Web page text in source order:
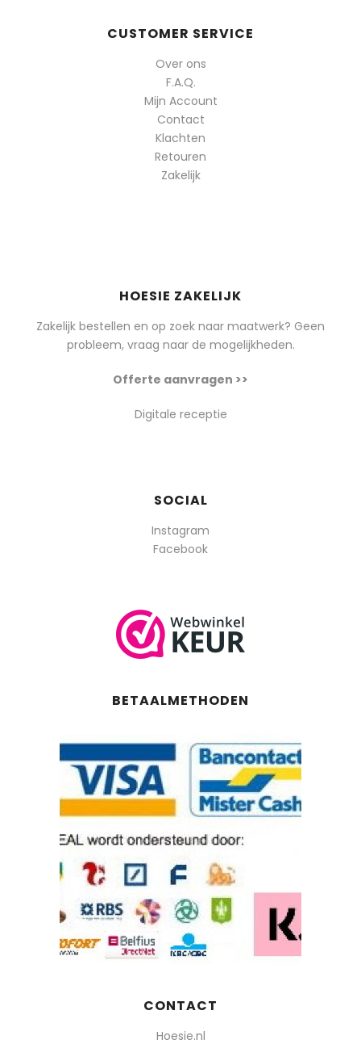
CUSTOMER SERVICE
Over ons
F.A.Q.
Mijn Account
Contact
Klachten
Retouren
Zakelijk
HOESIE ZAKELIJK
Zakelijk bestellen en op zoek naar maatwerk? Geen
probleem, vraag naar de mogelijkheden.
Offerte aanvragen >>
Digitale receptie
SOCIAL
Instagram
Facebook
BETAALMETHODEN
CONTACT
Hoesie.nl